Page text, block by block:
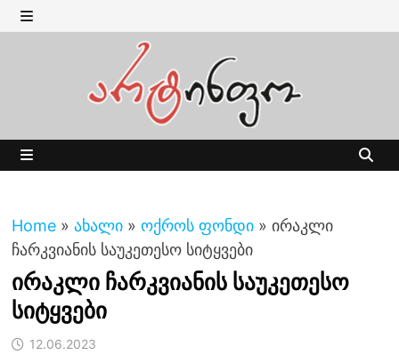
Skip
to MENU
Home » ახალი » ოქროს ფონდი » ირაკლი
ჩარკვიანის საუკეთესო სიტყვები
ირაკლი ჩარკვიანის საუკეთესო
სიტყვები
12.06.2023